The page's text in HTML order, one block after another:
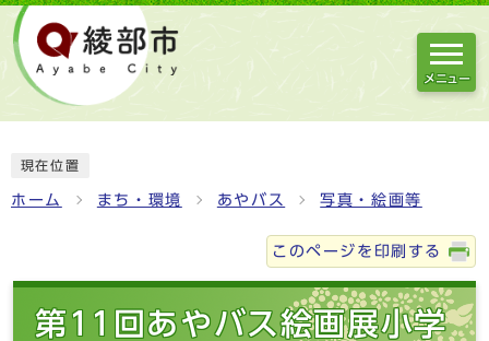
メニュー
現在位置
ホーム まち・環境 あやバス 写真・絵画等
このページを印刷する
第11回あやバス絵画展小学